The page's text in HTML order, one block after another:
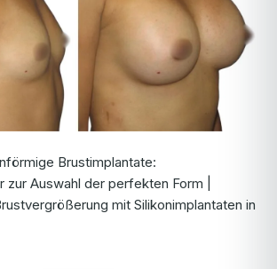
Brustimplantate:
Auswahl der perfekten Form |
mit Silikonimplantaten in